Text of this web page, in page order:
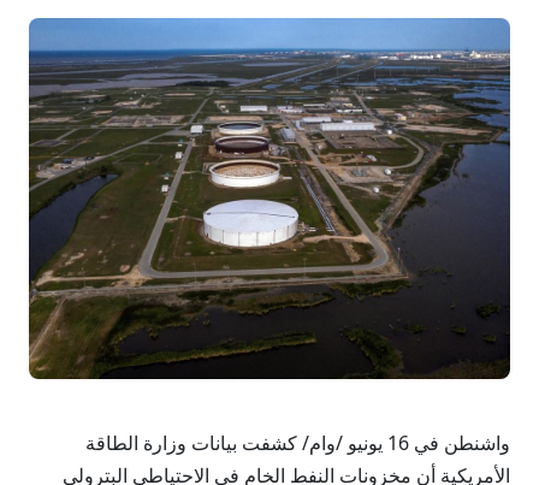
واشنطن في 16 يونيو /وام/ كشفت بيانات وزارة الطاقة
الأمريكية أن مخزونات النفط الخام في الاحتياطي البترولي